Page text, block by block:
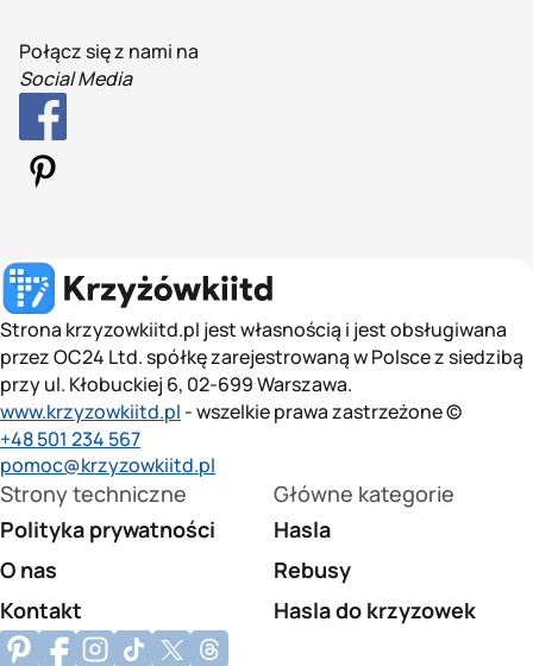
Połącz się z nami na
Social Media
Strona krzyzowkiitd.pl jest własnością i jest obsługiwana
przez OC24 Ltd. spółkę zarejestrowaną w Polsce z siedzibą
przy ul. Kłobuckiej 6, 02-699 Warszawa.
www.krzyzowkiitd.pl - wszelkie prawa zastrzeżone ©
+48 501 234 567
pomoc@krzyzowkiitd.pl
Strony techniczne
Polityka prywatności
O nas
Kontakt
Główne kategorie
Hasla
Rebusy
Hasla do krzyzowek